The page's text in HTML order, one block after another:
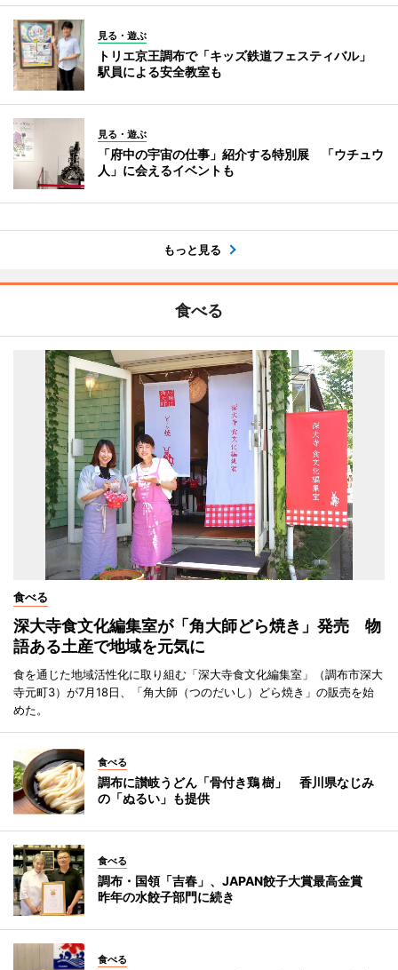
見る・遊ぶ
トリエ京王調布で「キッズ鉄道フェスティバル」
駅員による安全教室も
見る・遊ぶ
「府中の宇宙の仕事」紹介する特別展 「ウチュウ
人」に会えるイベントも
もっと見る
食べる
食べる
深大寺食文化編集室が「角大師どら焼き」発売 物
語ある土産で地域を元気に
食を通じた地域活性化に取り組む「深大寺食文化編集室」（調布市深大
寺元町3）が7月18日、「角大師（つのだいし）どら焼き」の販売を始
めた。
食べる
調布に讃岐うどん「骨付き鶏 樹」 香川県なじみ
の「ぬるい」も提供
食べる
調布・国領「吉春」、JAPAN餃子大賞最高金賞
昨年の水餃子部門に続き
食べる